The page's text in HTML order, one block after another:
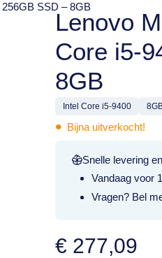
SSD – 8GB
Lenovo
Core i5-
8GB
Intel Core i5-9400
• Bijna uitverkocht!
Snelle levering
Vandaag voor
Vragen? Bel
€ 277,09